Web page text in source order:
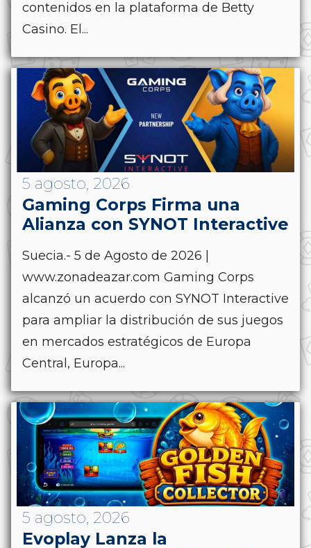
contenidos en la plataforma de Betty
Casino. El...
5 agosto, 2026
Gaming Corps Firma una
Alianza con SYNOT Interactive
Suecia.- 5 de Agosto de 2026 |
www.zonadeazar.com Gaming Corps
alcanzó un acuerdo con SYNOT Interactive
para ampliar la distribución de sus juegos
en mercados estratégicos de Europa
Central, Europa...
5 agosto, 2026
Evoplay Lanza la